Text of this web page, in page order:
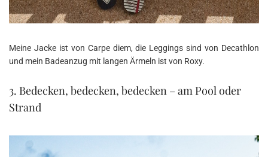
Meine Jacke ist von Carpe diem, die Leggings sind von Decathlon
und mein Badeanzug mit langen Ärmeln ist von Roxy.
3. Bedecken, bedecken, bedecken – am Pool oder
Strand